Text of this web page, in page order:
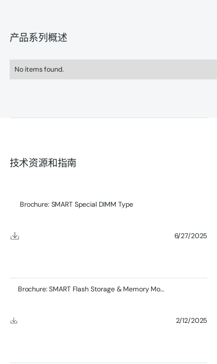
产品系列概述
No items found.
技术资源和指南
Brochure: SMART Special DIMM Type
6/27/2025
Brochure: SMART Flash Storage & Memory Module Product
2/12/2025